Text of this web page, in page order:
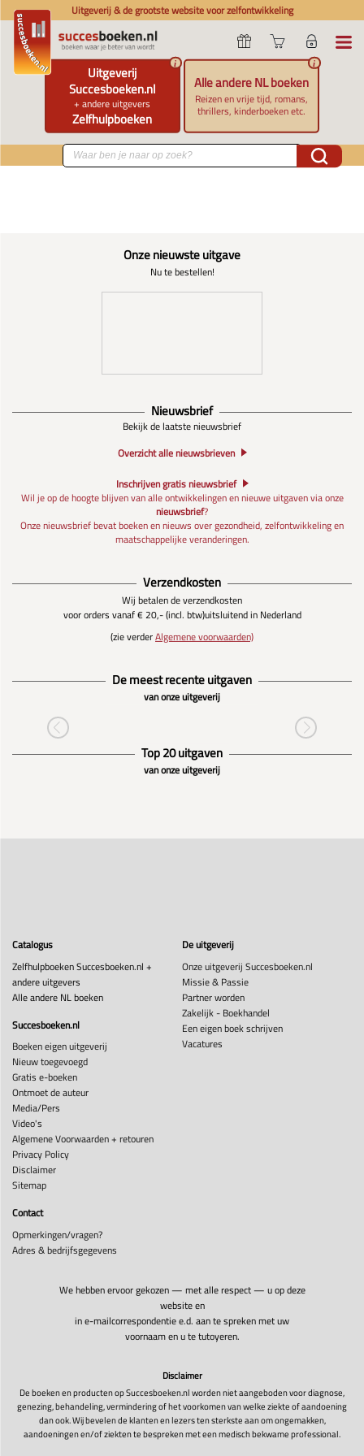
Uitgeverij & de grootste website voor zelfontwikkeling
Uitgeverij
Succesboeken.nl
+ andere uitgevers
Zelfhulpboeken
i
Alle andere NL boeken
Reizen en vrije tijd, romans,
thrillers, kinderboeken etc.
i
Onze nieuwste uitgave
Nu te bestellen!
Nieuwsbrief
Bekijk de laatste nieuwsbrief
Overzicht alle nieuwsbrieven
Inschrijven gratis nieuwsbrief
Wil je op de hoogte blijven van alle ontwikkelingen en nieuwe uitgaven via onze
nieuwsbrief?
Onze nieuwsbrief bevat boeken en nieuws over gezondheid, zelfontwikkeling en
maatschappelijke veranderingen.
Verzendkosten
Wij betalen de verzendkosten
voor orders vanaf € 20,- (incl. btw)uitsluitend in Nederland
(zie verderAlgemene voorwaarden)
De meest recente uitgaven
van onze uitgeverij
Top 20 uitgaven
van onze uitgeverij
Catalogus
Zelfhulpboeken Succesboeken.nl +
andere uitgevers
Alle andere NL boeken
Succesboeken.nl
Boeken eigen uitgeverij
Nieuw toegevoegd
Gratis e-boeken
Ontmoet de auteur
Media/Pers
Video's
Algemene Voorwaarden + retouren
Privacy Policy
Disclaimer
Sitemap
De uitgeverij
Onze uitgeverij Succesboeken.nl
Missie & Passie
Partner worden
Zakelijk - Boekhandel
Een eigen boek schrijven
Vacatures
Contact
Opmerkingen/vragen?
Adres & bedrijfsgegevens
We hebben ervoor gekozen — met alle respect — u op deze
website en
in e-mailcorrespondentie e.d. aan te spreken met uw
voornaam en u te tutoyeren.
Disclaimer
De boeken en producten op Succesboeken.nl worden niet aangeboden voor diagnose,
genezing, behandeling, vermindering of het voorkomen van welke ziekte of aandoening
dan ook. Wij bevelen de klanten en lezers ten sterkste aan om ongemakken,
aandoeningen en/of ziekten te bespreken met een medisch bekwame professional.